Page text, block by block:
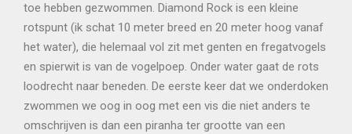
toe hebben gezwommen. Diamond Rock is een kleine
rotspunt (ik schat 10 meter breed en 20 meter hoog vanaf
het water), die helemaal vol zit met genten en fregatvogels
en spierwit is van de vogelpoep. Onder water gaat de rots
loodrecht naar beneden. De eerste keer dat we onderdoken
zwommen we oog in oog met een vis die niet anders te
omschrijven is dan een piranha ter grootte van een